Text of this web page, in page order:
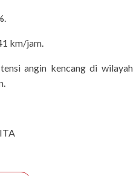
km/jam.
angin kencang di wilayah